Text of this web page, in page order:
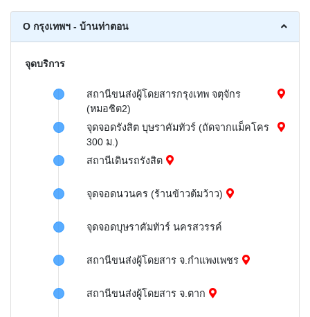
O กรุงเทพฯ - บ้านท่าตอน
จุดบริการ
สถานีขนส่งผู้โดยสารกรุงเทพ จตุจักร
(หมอชิต2)
จุดจอดรังสิต บุษราคัมทัวร์ (ถัดจากแม็คโคร
300 ม.)
สถานีเดินรถรังสิต
จุดจอดนวนคร (ร้านข้าวต้มว้าว)
จุดจอดบุษราคัมทัวร์ นครสวรรค์
สถานีขนส่งผู้โดยสาร จ.กำแพงเพชร
สถานีขนส่งผู้โดยสาร จ.ตาก